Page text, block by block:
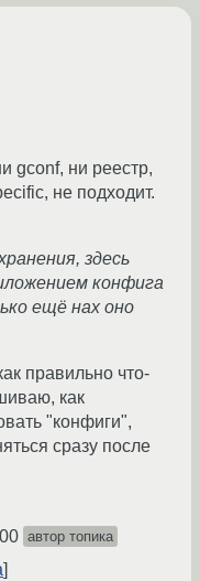
gconf, ни реестр,
не подходит.
здесь
конфига
ещё нах оно
правильно что-
как
"конфиги",
сразу после
автор топика